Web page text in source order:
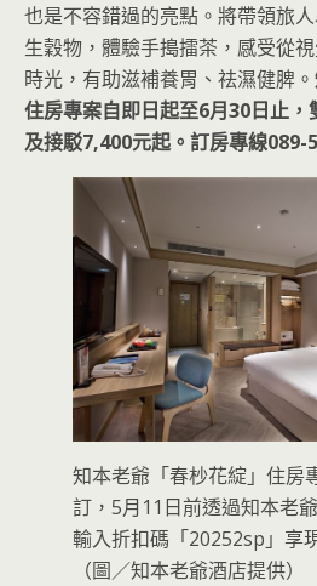
也是不容錯過的亮點。將帶領旅
生穀物，體驗手搗擂茶，感受從
時光，有助滋補養胃、祛濕健脾。
住房專案自即日起至6月30日止
及接駁7,400元起。訂房專線089-
知本老爺「春杪花綻」住房
訂，5月11日前透過知本老
輸入折扣碼「20252sp」享
（圖／知本老爺酒店提供）